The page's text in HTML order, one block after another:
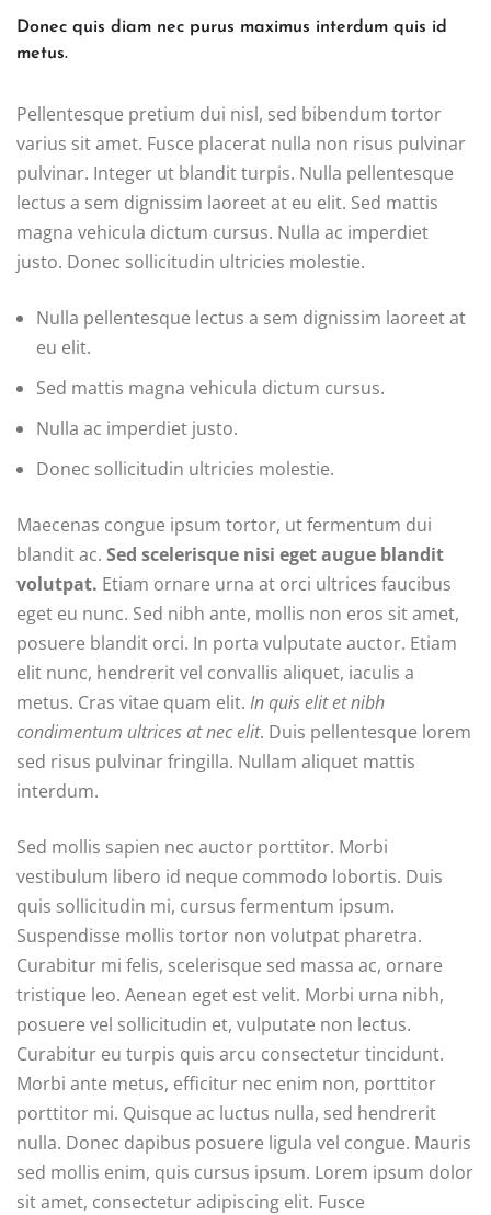
Donec quis diam nec purus maximus interdum quis id
metus.
Pellentesque pretium dui nisl, sed bibendum tortor
varius sit amet. Fusce placerat nulla non risus pulvinar
pulvinar. Integer ut blandit turpis. Nulla pellentesque
lectus a sem dignissim laoreet at eu elit. Sed mattis
magna vehicula dictum cursus. Nulla ac imperdiet
justo. Donec sollicitudin ultricies molestie.
Nulla pellentesque lectus a sem dignissim laoreet at
eu elit.
Sed mattis magna vehicula dictum cursus.
Nulla ac imperdiet justo.
Donec sollicitudin ultricies molestie.
Maecenas congue ipsum tortor, ut fermentum dui
blandit ac. Sed scelerisque nisi eget augue blandit
volutpat. Etiam ornare urna at orci ultrices faucibus
eget eu nunc. Sed nibh ante, mollis non eros sit amet,
posuere blandit orci. In porta vulputate auctor. Etiam
elit nunc, hendrerit vel convallis aliquet, iaculis a
metus. Cras vitae quam elit. In quis elit et nibh
condimentum ultrices at nec elit. Duis pellentesque lorem
sed risus pulvinar fringilla. Nullam aliquet mattis
interdum.
Sed mollis sapien nec auctor porttitor. Morbi
vestibulum libero id neque commodo lobortis. Duis
quis sollicitudin mi, cursus fermentum ipsum.
Suspendisse mollis tortor non volutpat pharetra.
Curabitur mi felis, scelerisque sed massa ac, ornare
tristique leo. Aenean eget est velit. Morbi urna nibh,
posuere vel sollicitudin et, vulputate non lectus.
Curabitur eu turpis quis arcu consectetur tincidunt.
Morbi ante metus, efficitur nec enim non, porttitor
porttitor mi. Quisque ac luctus nulla, sed hendrerit
nulla. Donec dapibus posuere ligula vel congue. Mauris
sed mollis enim, quis cursus ipsum. Lorem ipsum dolor
sit amet, consectetur adipiscing elit. Fusce